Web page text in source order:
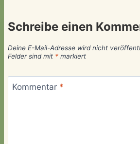
Schreibe einen
Deine E-Mail-Adresse wird nicht
Felder sind mit * markiert
Kommentar *